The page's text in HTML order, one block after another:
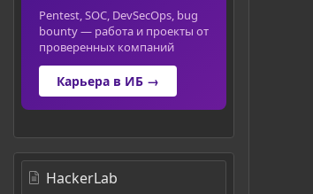
Pentest, SOC, DevSecOps, bug
bounty — работа и проекты от
проверенных компаний
Карьера в ИБ →
HackerLab